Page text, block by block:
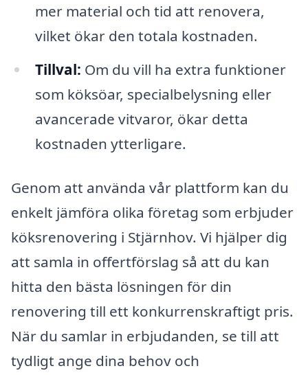
mer material och tid att renovera,
vilket ökar den totala kostnaden.
Tillval: Om du vill ha extra funktioner
som köksöar, specialbelysning eller
avancerade vitvaror, ökar detta
kostnaden ytterligare.
Genom att använda vår plattform kan du
enkelt jämföra olika företag som erbjuder
köksrenovering i Stjärnhov. Vi hjälper dig
att samla in offertförslag så att du kan
hitta den bästa lösningen för din
renovering till ett konkurrenskraftigt pris.
När du samlar in erbjudanden, se till att
tydligt ange dina behov och